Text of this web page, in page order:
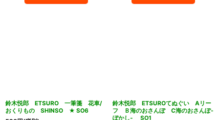
鈴木悦郎 ETSURO 一筆箋 花車/
おくりもの SHINSO ★ SO6
鈴木悦郎 ETSUROてぬぐい Aリー
フ Ｂ海のおさんぽ C海のおさんぽ‐
ぼかし‐ SO1